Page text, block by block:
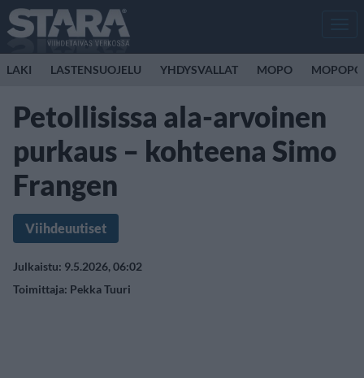
LAKI LASTENSUOJELU YHDYSVALLAT MOPO
Petollisissa ala-arvoinen
purkaus – kohteena Simo
Frangen
Viihdeuutiset
Julkaistu: 9.5.2026, 06:02
Toimittaja: Pekka Tuuri